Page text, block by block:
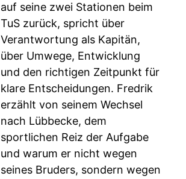
auf seine zwei Stationen beim
TuS zurück, spricht über
Verantwortung als Kapitän,
über Umwege, Entwicklung
und den richtigen Zeitpunkt für
klare Entscheidungen. Fredrik
erzählt von seinem Wechsel
nach Lübbecke, dem
sportlichen Reiz der Aufgabe
und warum er nicht wegen
seines Bruders, sondern wegen